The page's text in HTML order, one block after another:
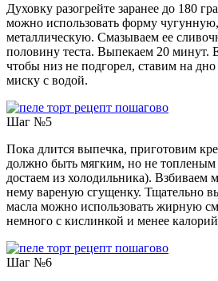
Духовку разогрейте заранее до 180
можно использовать форму
металлическую. Смазываем ее
половину теста. Выпекаем 20 минут.
чтобы низ не подгорел, ставим на
миску с водой.
Шаг №5
Пока длится выпечка, приготовим
должно быть мягким, но не топленым
достаем из холодильника). Взбиваем
нему вареную сгущенку. Тщательно
масла можно использовать жирную
немного с кислинкой и менее
Шаг №6